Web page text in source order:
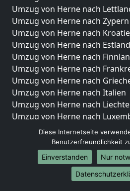
Umzug von Herne nach
Umzug von Herne nach Zypern
Umzug von Herne nach
Umzug von Herne nach Estland
Umzug von Herne nach
Umzug von Herne nach
Umzug von Herne nach
Umzug von Herne nach Italien
Umzug von Herne nach
Umzug von Herne nach
Umzug von Herne nach
Umzug von Herne nach
Umzüge-
Umzug von Herne nach Berlin
Diese Internetseite
Benutzerfreundlichkeit
Einverstanden
Nur